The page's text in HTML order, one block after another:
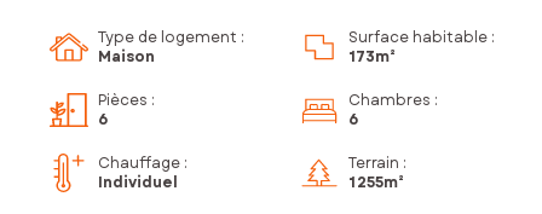
Type de logement :
Maison
Surface habitable :
173m²
Pièces :
6
Chambres :
6
Chauffage :
Individuel
Terrain :
1 255m²